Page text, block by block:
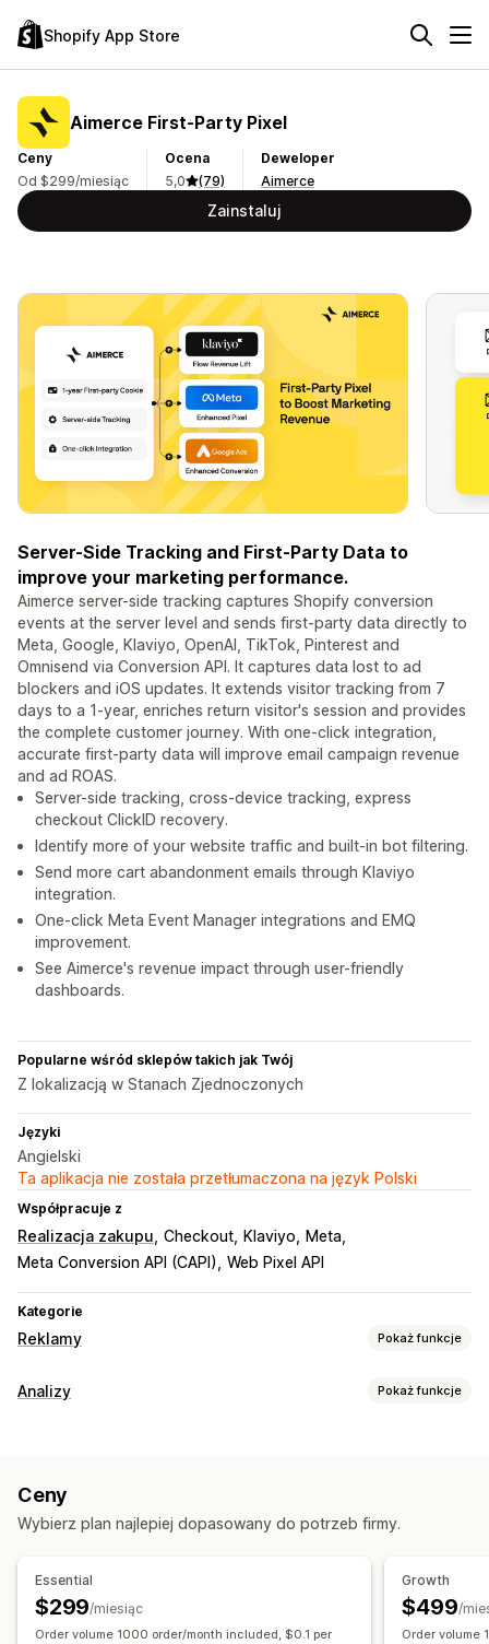
Shopify App Store
Aimerce First‑Party Pixel
Ceny
Od $299/miesiąc
Ocena
5,0
(79)
Deweloper
Aimerce
Zainstaluj
Server-Side Tracking and First-Party Data to
improve your marketing performance.
Aimerce server-side tracking captures Shopify conversion
events at the server level and sends first-party data directly to
Meta, Google, Klaviyo, OpenAI, TikTok, Pinterest and
Omnisend via Conversion API. It captures data lost to ad
blockers and iOS updates. It extends visitor tracking from 7
days to a 1-year, enriches return visitor's session and provides
the complete customer journey. With one-click integration,
accurate first-party data will improve email campaign revenue
and ad ROAS.
Server-side tracking, cross-device tracking, express
checkout ClickID recovery.
Identify more of your website traffic and built-in bot filtering.
Send more cart abandonment emails through Klaviyo
integration.
One-click Meta Event Manager integrations and EMQ
improvement.
See Aimerce's revenue impact through user-friendly
dashboards.
Popularne wśród sklepów takich jak Twój
Z lokalizacją w Stanach Zjednoczonych
Języki
Angielski
Ta aplikacja nie została przetłumaczona na język Polski
Współpracuje z
Realizacja zakupu Checkout Klaviyo
Meta
Meta Conversion API (CAPI)
Web Pixel API
Kategorie
Reklamy Pokaż funkcje
Targetowanie
Zarządzanie kampanią
Zarządzanie sklepem
Śledzenie konwersji
Analizy Pokaż funkcje
Śledzenie wydarzeń
Śledzenie za pomocą piksela
Materiały wizualne i raporty
Ceny
Wybierz plan najlepiej dopasowany do potrzeb firmy.
Essential
$299/miesiąc
Order volume 1000 order/month included, $0.1 per
Growth
$499/
Order volume